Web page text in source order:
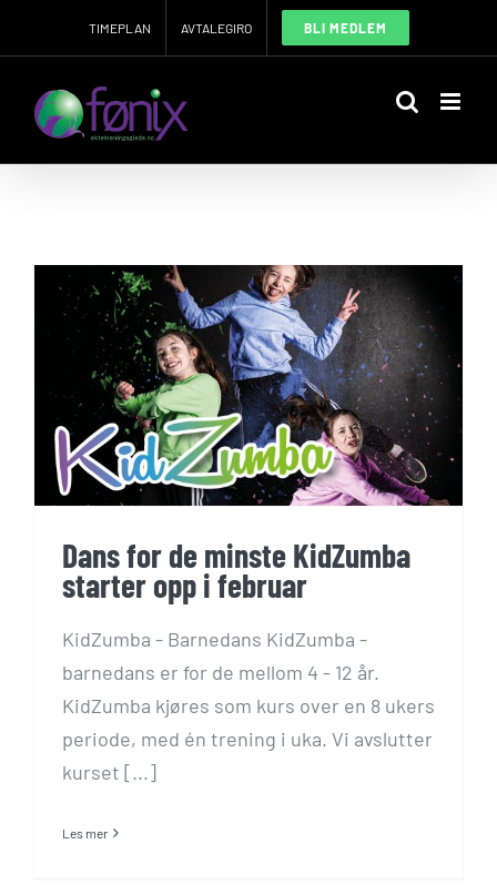
TIMEPLAN AVTALEGIRO BLI MEDLEM
Dans for de minste KidZumba
starter opp i februar
KidZumba - Barnedans KidZumba -
barnedans er for de mellom 4 - 12 år.
KidZumba kjøres som kurs over en 8 ukers
periode, med én trening i uka. Vi avslutter
kurset [...]
Les mer